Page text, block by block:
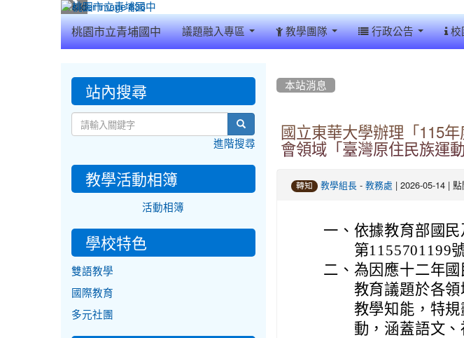
桃園市立青埔國中 議題融入專區 教學團隊 行政公告 校
本站消息
國立東華大學辦理「115
會領域「臺灣原住民族運
轉知 教學組長- 教務處 | 2026-05-14 |
一、 依據教育部國
第1155701199
二、 為因應十二年
教育議題於各
教學知能，特
動，涵蓋語文
::: 站內搜尋
search
進階搜尋
教學活動相簿
活動相簿
學校特色
雙語教學
國際教育
多元社團